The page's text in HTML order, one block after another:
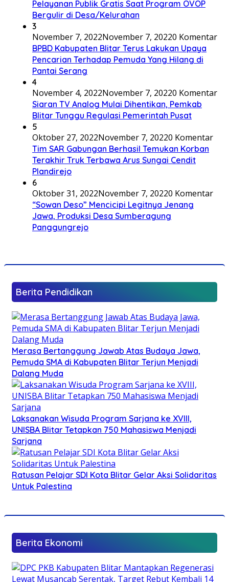
Pelayanan Publik Gratis Saat Program OVOP
Bergulir di Desa/Kelurahan
3
November 7, 2022November 7, 20220 Komentar
BPBD Kabupaten Blitar Terus Lakukan Upaya
Pencarian Terhadap Pemuda Yang Hilang di
Pantai Serang
4
November 4, 2022November 7, 20220 Komentar
Siaran TV Analog Mulai Dihentikan, Pemkab
Blitar Tunggu Regulasi Pemerintah Pusat
5
Oktober 27, 2022November 7, 20220 Komentar
Tim SAR Gabungan Berhasil Temukan Korban
Terakhir Truk Terbawa Arus Sungai Cendit
Plandirejo
6
Oktober 31, 2022November 7, 20220 Komentar
“Sowan Deso” Mencicipi Legitnya Jenang
Jawa, Produksi Desa Sumberagung
Panggungrejo
Berita Pendidikan
Merasa Bertanggung Jawab Atas Budaya Jawa,
Pemuda SMA di Kabupaten Blitar Terjun Menjadi
Dalang Muda
Laksanakan Wisuda Program Sarjana ke XVIII,
UNISBA Blitar Tetapkan 750 Mahasiswa Menjadi
Sarjana
Ratusan Pelajar SDI Kota Blitar Gelar Aksi Solidaritas
Untuk Palestina
Berita Ekonomi